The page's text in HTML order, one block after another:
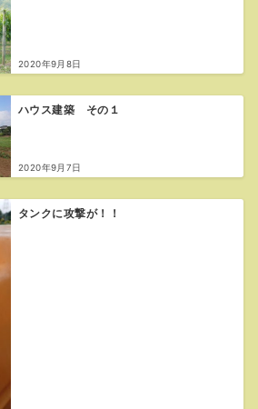
2020年9月8日
ハウス建築 その１
2020年9月7日
タンクに攻撃が！！